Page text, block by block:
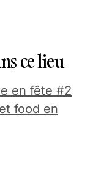
ce lieu
en fête #2
food en